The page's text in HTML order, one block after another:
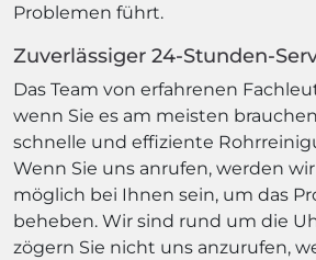
Problemen führt.
Zuverlässiger 24-Stunden-
Das Team von erfahrenen
wenn Sie es am meisten
schnelle und effiziente
Wenn Sie uns anrufen, werden
möglich bei Ihnen sein, um das
beheben. Wir sind rund um die
zögern Sie nicht uns anzurufen,